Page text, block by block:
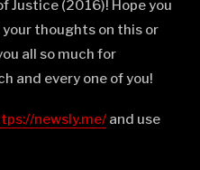
Justice (2016)! Hope you
your thoughts on this or
all so much for
and every one of you!
newsly.me/⁠⁠⁠⁠⁠⁠⁠⁠⁠⁠⁠⁠⁠⁠⁠⁠⁠⁠⁠⁠⁠⁠⁠⁠⁠⁠⁠⁠⁠⁠⁠⁠⁠⁠⁠⁠⁠⁠⁠⁠⁠⁠⁠⁠⁠⁠⁠⁠⁠⁠⁠⁠⁠⁠⁠⁠⁠⁠⁠⁠⁠⁠⁠⁠⁠⁠⁠⁠⁠⁠⁠⁠⁠⁠⁠ and use